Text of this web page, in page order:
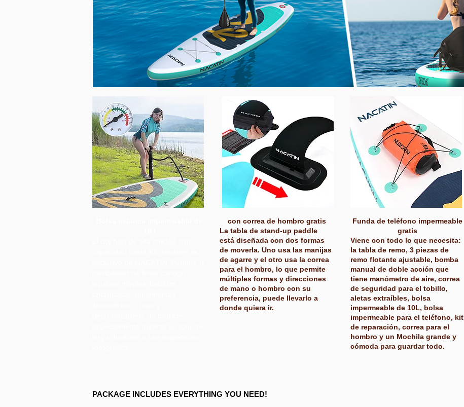
con correa de hombro gratis
La tabla de stand-up paddle
está diseñada con dos formas
de moverla. Uno usa las manijas
de agarre y el otro usa la correa
para el hombro, lo que permite
múltiples formas y direcciones
de mano o hombro con su
preferencia, puede llevarlo a
donde quiera ir.
Funda de teléfono impermeable
gratis
Viene con todo lo que necesita:
la tabla de remo, 3 piezas de
remo flotante ajustable, bomba
manual de doble acción que
tiene manómetro de aire, correa
de seguridad para el tobillo,
aletas extraíbles, bolsa
impermeable de 10L, bolsa
impermeable para el teléfono, kit
de reparación, correa para el
hombro y un Mochila grande y
cómoda para guardar todo.
PACKAGE INCLUDES EVERYTHING YOU NEED!